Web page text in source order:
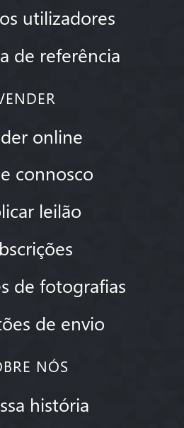
utilizadores
de referência
online
connosco
leilão
de fotografias
de envio
NÓS
história